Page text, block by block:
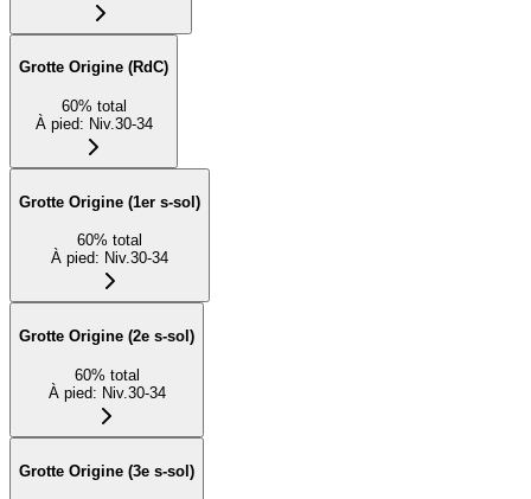
Grotte Origine (RdC)
60% total
À pied: Niv.30-34
Grotte Origine (1er s-sol)
60% total
À pied: Niv.30-34
Grotte Origine (2e s-sol)
60% total
À pied: Niv.30-34
Grotte Origine (3e s-sol)